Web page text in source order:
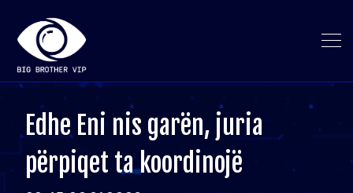
Edhe Eni nis garën, juria
përpiqet ta koordinojë